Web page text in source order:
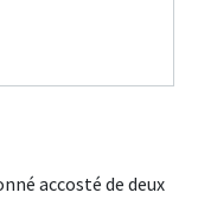
accosté de deux